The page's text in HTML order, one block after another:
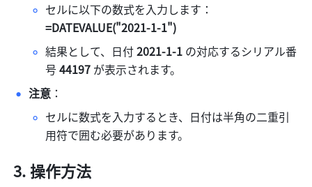
セルに以下の数式を入力します：
=DATEVALUE("2021-1-1")
結果として、日付 2021-1-1 の対応するシリアル番
号 44197 が表示されます。
注意 ：
セルに数式を入力するとき、日付は半角の二重引
用符で囲む必要があります。
操作方法